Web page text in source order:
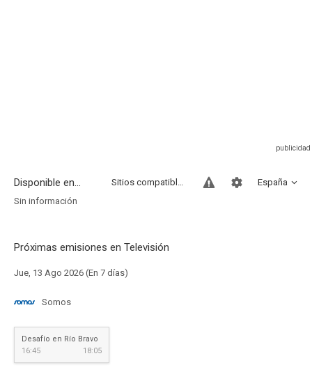
Disponible en... España
Sitios compatibles
Sin información
Próximas emisiones en Televisión
Jue, 13 Ago 2026 (En 7 días)
Somos
Desafío en Río Bravo
16:45
18:05